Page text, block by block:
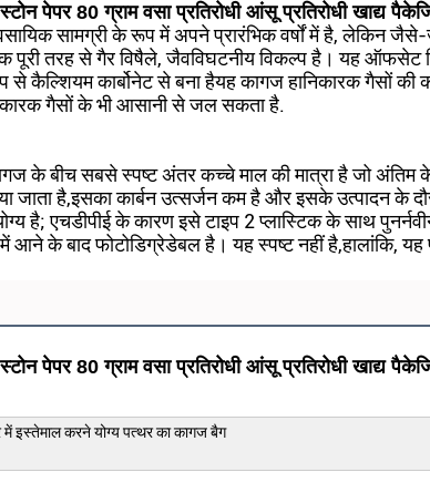
पेपर 80 ग्राम वसा प्रतिरोधी आंसू प्रतिरोधी खाद्य
सामग्री के रूप में अपने प्रारंभिक वर्षों में है,
पूरी तरह से गैर विषैले, जैवविघटनीय विकल्प है। यह ऑफसेट
कैल्शियम कार्बोनेट से बना हैयह कागज हानिकारक गैसों की
गैसों के भी आसानी से जल सकता है.
के बीच सबसे स्पष्ट अंतर कच्चे माल की मात्रा है जो
जाता है,इसका कार्बन उत्सर्जन कम है और इसके उत्पादन के
है; एचडीपीई के कारण इसे टाइप 2 प्लास्टिक के साथ
के बाद फोटोडिग्रेडेबल है। यह स्पष्ट नहीं है,हालांकि, यह
पेपर 80 ग्राम वसा प्रतिरोधी आंसू प्रतिरोधी खाद्य
में इस्तेमाल करने योग्य पत्थर का कागज बैग